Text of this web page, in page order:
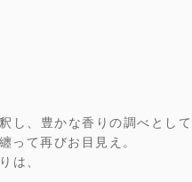
し、豊かな香りの調べとし
て再びお目見え。
は、